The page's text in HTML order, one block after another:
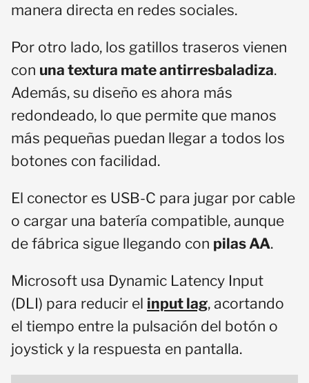
manera directa en redes sociales.
Por otro lado, los gatillos traseros vienen
con una textura mate antirresbaladiza.
Además, su diseño es ahora más
redondeado, lo que permite que manos
más pequeñas puedan llegar a todos los
botones con facilidad.
El conector es USB-C para jugar por cable
o cargar una batería compatible, aunque
de fábrica sigue llegando con pilas AA.
Microsoft usa Dynamic Latency Input
(DLI) para reducir el input lag, acortando
el tiempo entre la pulsación del botón o
joystick y la respuesta en pantalla.